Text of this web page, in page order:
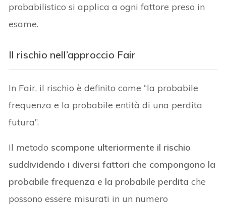
probabilistico si applica a ogni fattore preso in
esame.
Il rischio nell’approccio Fair
In Fair, il rischio è definito come “la probabile
frequenza e la probabile entità di una perdita
futura”.
Il metodo scompone ulteriormente il rischio
suddividendo i diversi fattori che compongono la
probabile frequenza e la probabile perditache
possono essere misurati in un numero